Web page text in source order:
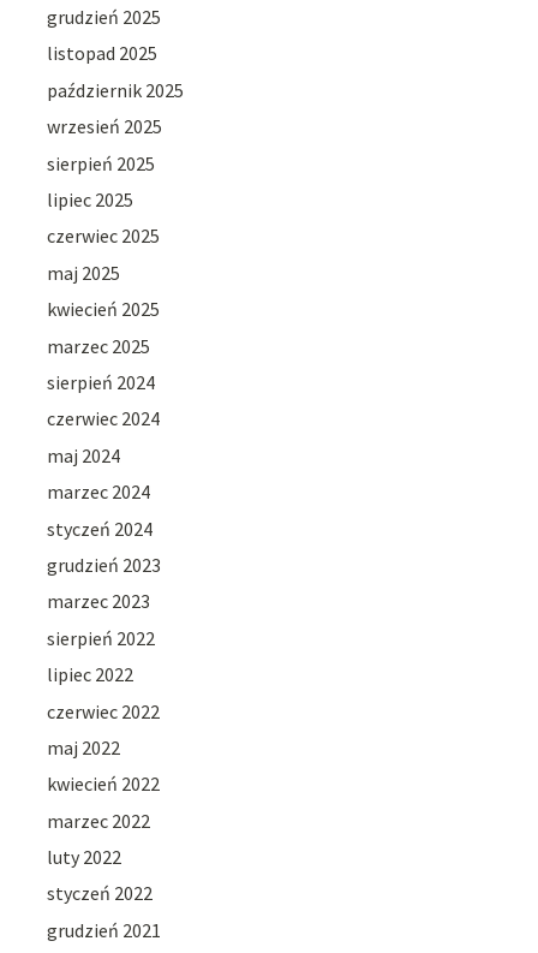
grudzień 2025
listopad 2025
październik 2025
wrzesień 2025
sierpień 2025
lipiec 2025
czerwiec 2025
maj 2025
kwiecień 2025
marzec 2025
sierpień 2024
czerwiec 2024
maj 2024
marzec 2024
styczeń 2024
grudzień 2023
marzec 2023
sierpień 2022
lipiec 2022
czerwiec 2022
maj 2022
kwiecień 2022
marzec 2022
luty 2022
styczeń 2022
grudzień 2021